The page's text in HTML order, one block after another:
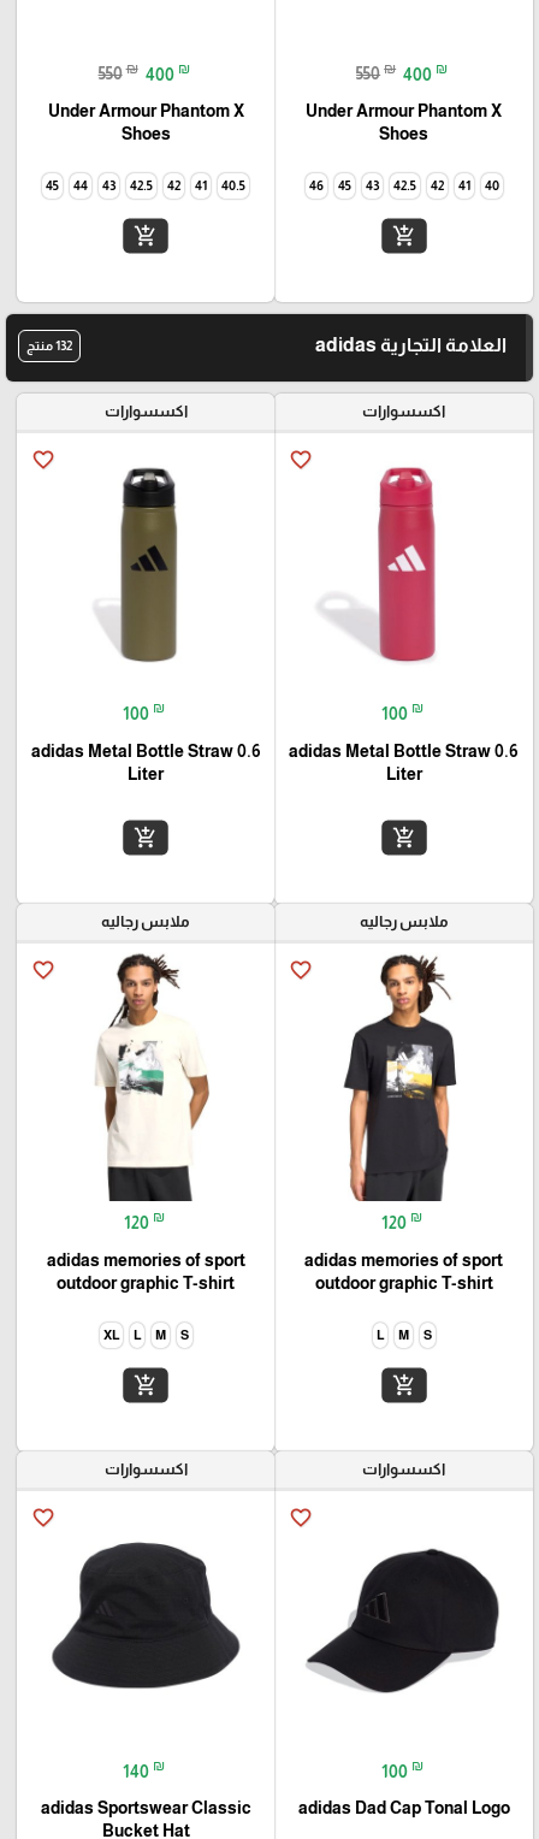
550 ₪ 400 ₪
Under Armour Phantom X
Shoes
40
41
42
42.5
43
45
46
add_shopping_cart
550 ₪ 400 ₪
Under Armour Phantom X
Shoes
40.5
41
42
42.5
43
44
45
add_shopping_cart
العلامة التجارية adidas 132 منتج
اكسسوارات
favorite_border
100 ₪
adidas Metal Bottle Straw 0.6
Liter
add_shopping_cart
اكسسوارات
favorite_border
100 ₪
adidas Metal Bottle Straw 0.6
Liter
add_shopping_cart
ملابس رجاليه
favorite_border
120 ₪
adidas memories of sport
outdoor graphic T-shirt
S
M
L
add_shopping_cart
ملابس رجاليه
favorite_border
120 ₪
adidas memories of sport
outdoor graphic T-shirt
S
M
L
XL
add_shopping_cart
اكسسوارات
favorite_border
100 ₪
adidas Dad Cap Tonal Logo
اكسسوارات
favorite_border
140 ₪
adidas Sportswear Classic
Bucket Hat